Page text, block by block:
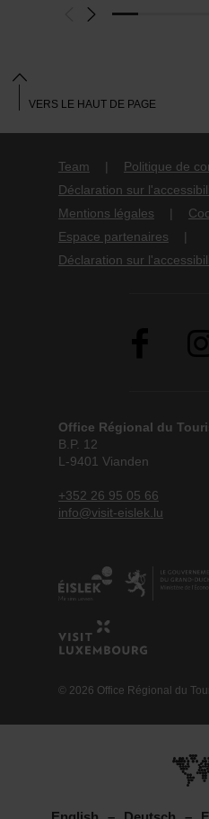
Team
Politique de
Déclaration sur
Mentions légales
Espace partenaires
Déclaration sur
Office Régional du
B.P. 12
L-9401 Vianden
+352 26 95 05 66
info@visit-eislek.lu
© 2026 Office Régional du
VERS LE HAUT DE PAGE